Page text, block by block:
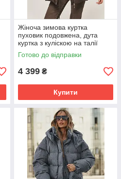
Жіноча зимова куртка
пуховик подовжена, дута
куртка з куліскою на талії
біопух до -20°C 46-50 розмір
коричневий
Готово до відправки
4 399 ₴
Купити